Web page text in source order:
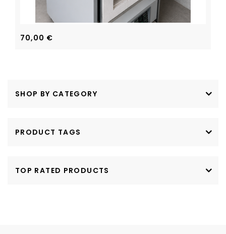
70,00 €
SHOP BY CATEGORY
PRODUCT TAGS
TOP RATED PRODUCTS